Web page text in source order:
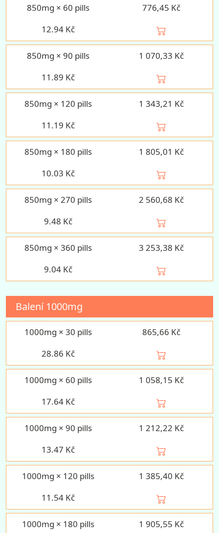
850mg × 60 pills
776,45 Kč
12.94 Kč
850mg × 90 pills
1 070,33 Kč
11.89 Kč
850mg × 120 pills
1 343,21 Kč
11.19 Kč
850mg × 180 pills
1 805,01 Kč
10.03 Kč
850mg × 270 pills
2 560,68 Kč
9.48 Kč
850mg × 360 pills
3 253,38 Kč
9.04 Kč
Balení1000mg
1000mg × 30 pills
865,66 Kč
28.86 Kč
1000mg × 60 pills
1 058,15 Kč
17.64 Kč
1000mg × 90 pills
1 212,22 Kč
13.47 Kč
1000mg × 120 pills
1 385,40 Kč
11.54 Kč
1000mg × 180 pills
1 905,55 Kč